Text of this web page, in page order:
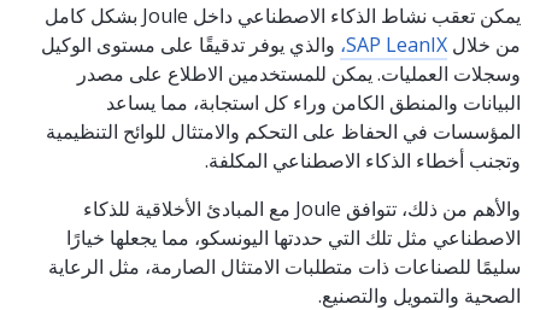
يمكن تعقب نشاط الذكاء الاصطناعي داخل Joule بشكل كامل
من خلال SAP LeanIX، والذي يوفر تدقيقًا على مستوى الوكيل
وسجلات العمليات. يمكن للمستخدمين الاطلاع على مصدر
البيانات والمنطق الكامن وراء كل استجابة، مما يساعد
المؤسسات في الحفاظ على التحكم والامتثال للوائح التنظيمية
وتجنب أخطاء الذكاء الاصطناعي المكلفة.
والأهم من ذلك، تتوافق Joule مع المبادئ الأخلاقية للذكاء
الاصطناعي مثل تلك التي حددتها اليونسكو، مما يجعلها خيارًا
سليمًا للصناعات ذات متطلبات الامتثال الصارمة، مثل الرعاية
الصحية والتمويل والتصنيع.